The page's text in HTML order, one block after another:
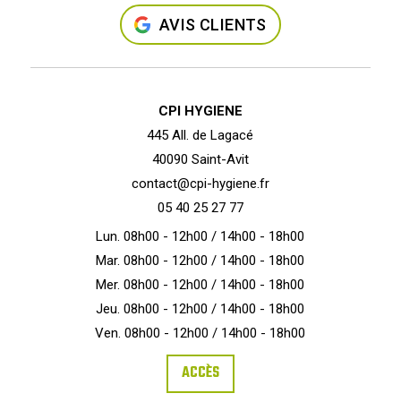
AVIS CLIENTS
CPI HYGIENE
445 All. de Lagacé
40090 Saint-Avit
contact@cpi-hygiene.fr
05 40 25 27 77
Lun. 08h00 - 12h00 / 14h00 - 18h00
Mar. 08h00 - 12h00 / 14h00 - 18h00
Mer. 08h00 - 12h00 / 14h00 - 18h00
Jeu. 08h00 - 12h00 / 14h00 - 18h00
Ven. 08h00 - 12h00 / 14h00 - 18h00
ACCÈS